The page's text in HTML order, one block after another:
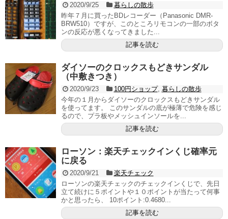
2020/9/25
暮らしの散歩
昨年７月に買ったBDレコーダー（Panasonic DMR-
BRW510）ですが、このところリモコンの一部のボタ
ンの反応が悪くなってきました...
記事を読む
ダイソーのクロックスもどきサンダル
（中敷きつき）
2020/9/23 100円ショップ, 暮らしの散歩
今年の１月からダイソーのクロックスもどきサンダル
を使ってます。 このサンダルの底が極薄で危険を感じ
るので、プラ板やメッシュインソールを...
記事を読む
ローソン：楽天チェックインくじ確率元
に戻る
2020/9/21
楽天チェック
ローソンの楽天チェックのチェックインくじで、先日
立て続けに５ポイントや１０ポイントが当たって何事
かと思ったら、 10ポイント:0.4680...
記事を読む